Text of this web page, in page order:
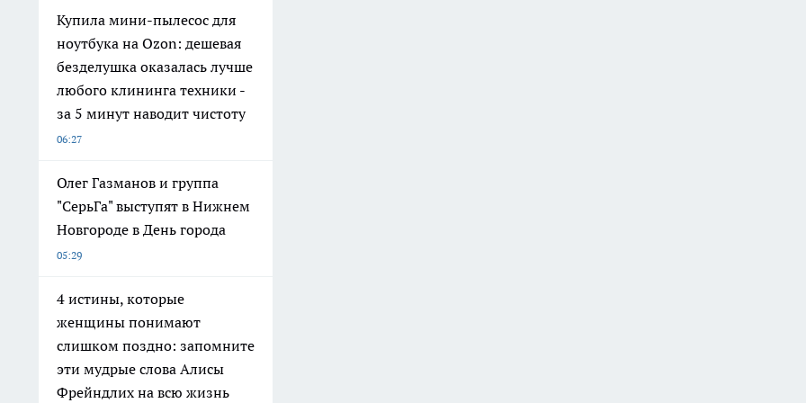
Купила мини-пылесос для
ноутбука на Ozon: дешевая
безделушка оказалась лучше
любого клининга техники -
за 5 минут наводит чистоту
06:27
Олег Газманов и группа
"СерьГа" выступят в Нижнем
Новгороде в День города
05:29
4 истины, которые
женщины понимают
слишком поздно: запомните
эти мудрые слова Алисы
Фрейндлих на всю жизнь